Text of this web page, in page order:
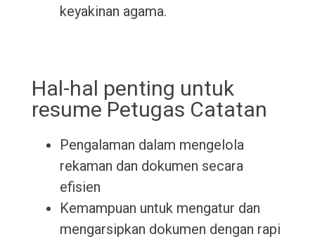
keyakinan agama.
Hal-hal penting untuk
resume Petugas Catatan
Pengalaman dalam mengelola
rekaman dan dokumen secara
efisien
Kemampuan untuk mengatur dan
mengarsipkan dokumen dengan rapi